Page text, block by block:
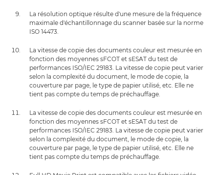
La résolution optique résulte d'une mesure de la fréquence
maximale d'échantillonnage du scanner basée sur la norme
ISO 14473.
La vitesse de copie des documents couleur est mesurée en
fonction des moyennes sFCOT et sESAT du test de
performances ISO/IEC 29183. La vitesse de copie peut varier
selon la complexité du document, le mode de copie, la
couverture par page, le type de papier utilisé, etc. Elle ne
tient pas compte du temps de préchauffage.
La vitesse de copie des documents couleur est mesurée en
fonction des moyennes sFCOT et sESAT du test de
performances ISO/IEC 29183. La vitesse de copie peut varier
selon la complexité du document, le mode de copie, la
couverture par page, le type de papier utilisé, etc. Elle ne
tient pas compte du temps de préchauffage.